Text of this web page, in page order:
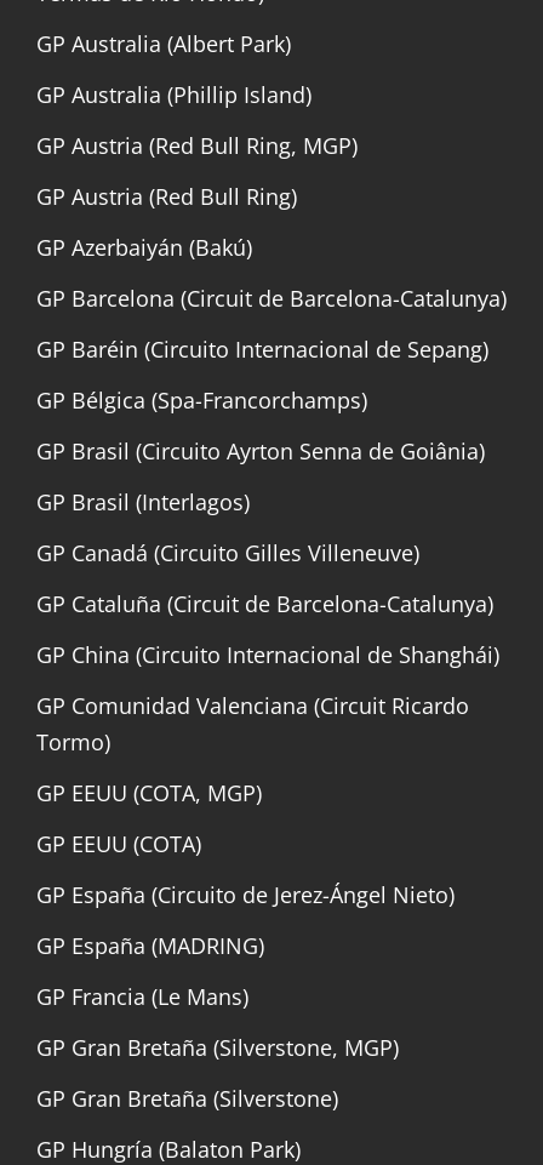
GP Australia (Albert Park)
GP Australia (Phillip Island)
GP Austria (Red Bull Ring, MGP)
GP Austria (Red Bull Ring)
GP Azerbaiyán (Bakú)
GP Barcelona (Circuit de Barcelona-Catalunya)
GP Baréin (Circuito Internacional de Sepang)
GP Bélgica (Spa-Francorchamps)
GP Brasil (Circuito Ayrton Senna de Goiânia)
GP Brasil (Interlagos)
GP Canadá (Circuito Gilles Villeneuve)
GP Cataluña (Circuit de Barcelona-Catalunya)
GP China (Circuito Internacional de Shanghái)
GP Comunidad Valenciana (Circuit Ricardo
Tormo)
GP EEUU (COTA, MGP)
GP EEUU (COTA)
GP España (Circuito de Jerez-Ángel Nieto)
GP España (MADRING)
GP Francia (Le Mans)
GP Gran Bretaña (Silverstone, MGP)
GP Gran Bretaña (Silverstone)
GP Hungría (Balaton Park)